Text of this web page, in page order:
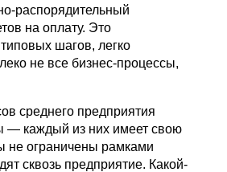
распорядительный
на оплату. Это
шагов, легко
не все бизнес-процессы,
среднего предприятия
— каждый из них имеет свою
не ограничены рамками
сквозь предприятие. Какой-